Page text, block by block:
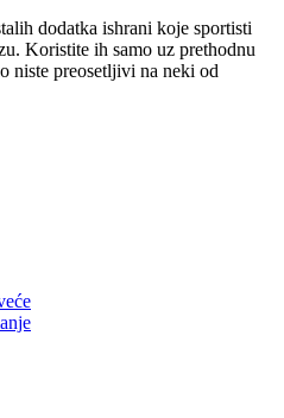
dodatka ishrani koje sportisti
Koristite ih samo uz prethodnu
niste preosetljivi na neki od